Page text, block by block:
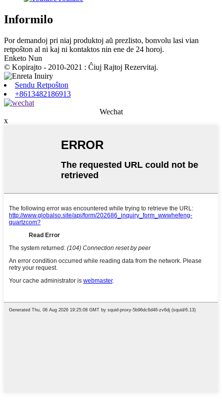
Informilo
Por demandoj pri niaj produktoj aŭ prezlisto, bonvolu lasi vian
retpoŝton al ni kaj ni kontaktos nin ene de 24 horoj.
Enketo Nun
© Kopirajto - 2010-2021 : Ĉiuj Rajtoj Rezervitaj.
Sendu Retpoŝton
+8613482186913
Wechat
x